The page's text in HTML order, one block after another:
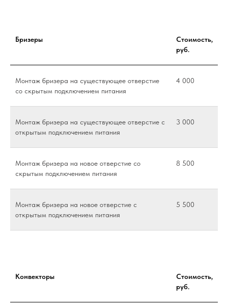
Бризеры
Стоимость,
руб.
Монтаж бризера на существующее отверстие
со скрытым подключением питания
4 000
Монтаж бризера на существующее отверстие с
открытым подключением питания
3 000
Монтаж бризера на новое отверстие со
скрытым подключением питания
8 500
Монтаж бризера на новое отверстие с
открытым подключением питания
5 500
Конвекторы
Стоимость,
руб.